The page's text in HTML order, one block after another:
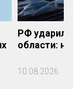
РФ ударила
области: на
10.08.2026